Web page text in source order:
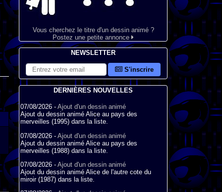
Vous cherchez le titre d'un dessin animé ?
Postez une petite annonce
NEWSLETTER
S'inscrire
DERNIÈRES NOUVELLES
07/08/2026 - Ajout d'un dessin animé
Ajout du dessin animé Alice au pays des
merveilles (1995) dans la liste.
07/08/2026 - Ajout d'un dessin animé
Ajout du dessin animé Alice au pays des
merveilles (1988) dans la liste.
07/08/2026 - Ajout d'un dessin animé
Ajout du dessin animé Alice de l'autre cote du
miroir (1987) dans la liste.